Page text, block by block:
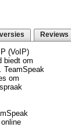
Reviews
(VoIP)
biedt om
TeamSpeak
om